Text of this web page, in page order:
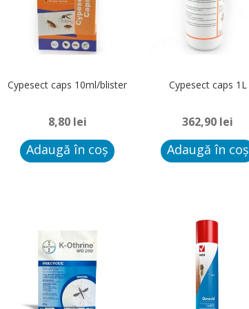
Cypesect caps 10ml/blister
8,80 lei
Adaugă în coș
Cypesect caps 1L
362,90 lei
Adaugă în coș